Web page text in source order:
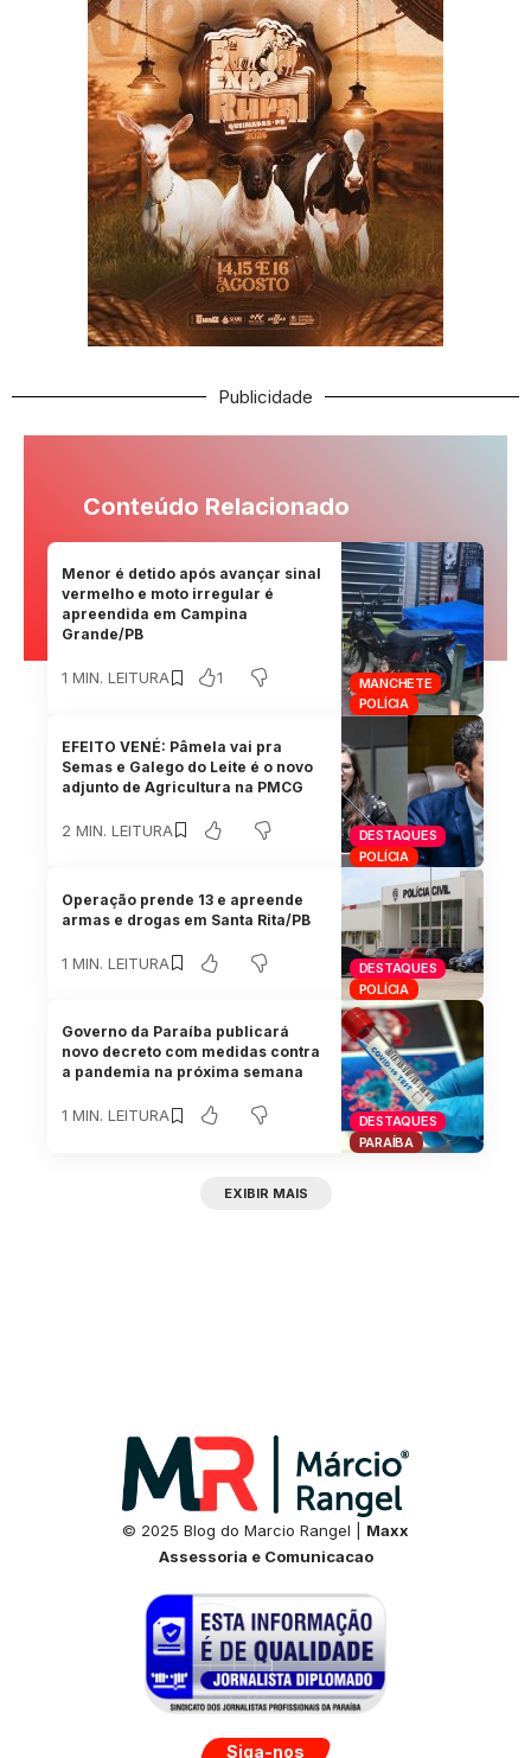
Publicidade
Conteúdo Relacionado
MANCHETE
POLÍCIA
Menor é detido após avançar sinal
vermelho e moto irregular é
apreendida em Campina
Grande/PB
1 MIN. LEITURA 1
DESTAQUES
POLÍCIA
EFEITO VENÉ: Pâmela vai pra
Semas e Galego do Leite é o novo
adjunto de Agricultura na PMCG
2 MIN. LEITURA
DESTAQUES
POLÍCIA
Operação prende 13 e apreende
armas e drogas em Santa Rita/PB
1 MIN. LEITURA
DESTAQUES
PARAÍBA
Governo da Paraíba publicará
novo decreto com medidas contra
a pandemia na próxima semana
1 MIN. LEITURA
EXIBIR MAIS
© 2025 Blog do Marcio Rangel | Maxx
Assessoria e Comunicacao
Siga-nos